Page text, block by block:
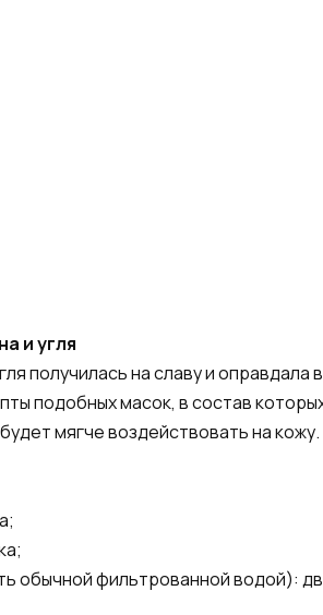
и угля
получилась на славу и
подобных масок, в состав
мягче воздействовать на кожу.
обычной фильтрованной водой):